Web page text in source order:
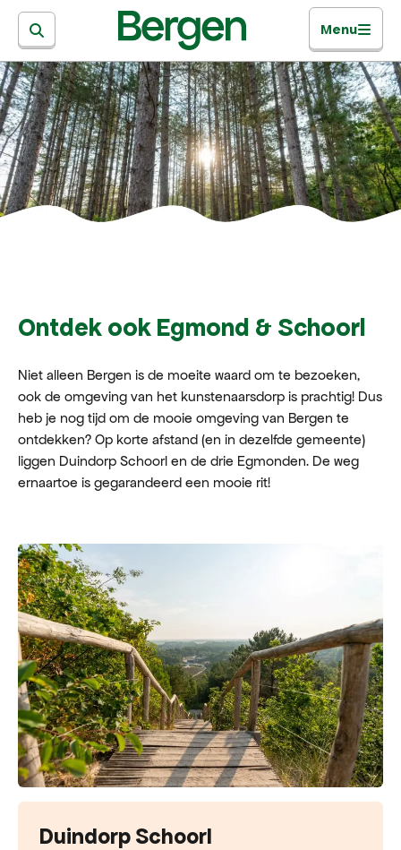
Menu
Ontdek ook Egmond & Schoorl
Niet alleen Bergen is de moeite waard om te bezoeken,
ook de omgeving van het kunstenaarsdorp is prachtig! Dus
heb je nog tijd om de mooie omgeving van Bergen te
ontdekken? Op korte afstand (en in dezelfde gemeente)
liggen Duindorp Schoorl en de drie Egmonden. De weg
ernaartoe is gegarandeerd een mooie rit!
Duindorp Schoorl